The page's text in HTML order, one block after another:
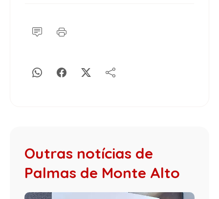
Outras notícias de
Palmas de Monte Alto